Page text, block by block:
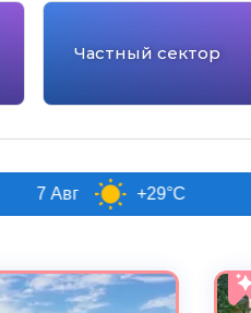
Частный сектор
+29°C 8 Авг
5.0 Чистота